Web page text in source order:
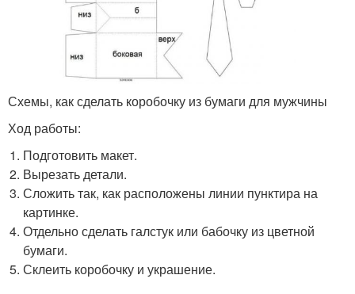
Схемы, как сделать коробочку из бумаги для мужчины
Ход работы:
Подготовить макет.
Вырезать детали.
Сложить так, как расположены линии пунктира на
картинке.
Отдельно сделать галстук или бабочку из цветной
бумаги.
Склеить коробочку и украшение.